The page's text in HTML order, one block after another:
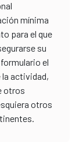
mínima
para el que
su
el
la actividad,
otros
otros